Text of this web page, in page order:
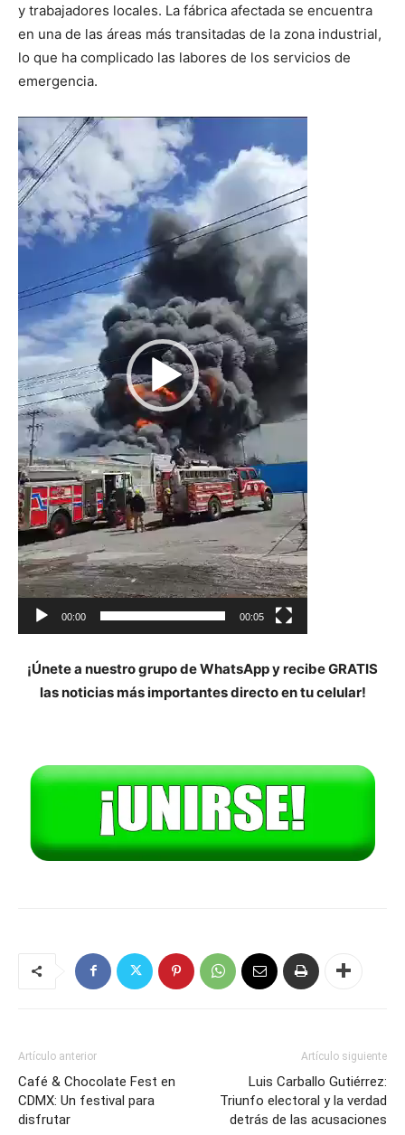
y trabajadores locales. La fábrica afectada se encuentra
en una de las áreas más transitadas de la zona industrial,
lo que ha complicado las labores de los servicios de
emergencia.
Reproductor
de
vídeo
00:00 00:05
¡Únete a nuestro grupo de WhatsApp y recibe GRATIS
las noticias más importantes directo en tu celular!
Artículo anterior
Café & Chocolate Fest en
CDMX: Un festival para
disfrutar
Artículo siguiente
Luis Carballo Gutiérrez:
Triunfo electoral y la verdad
detrás de las acusaciones